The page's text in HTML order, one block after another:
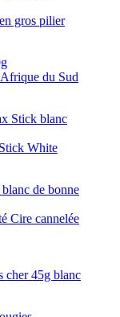
gros pilier
du Sud
White
Cire cannelée
cher 45g blanc